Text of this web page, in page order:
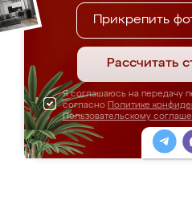
Прикрепить
Рассчитать
Я соглашаюсь на передачу
согласно Политике
Пользовательскому